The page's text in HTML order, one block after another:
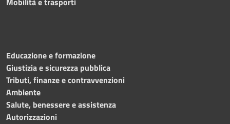
Educazione e formazione
Giustizia e sicurezza pubblica
Tributi, finanze e contravvenzioni
Ambiente
Salute, benessere e assistenza
Autorizzazioni